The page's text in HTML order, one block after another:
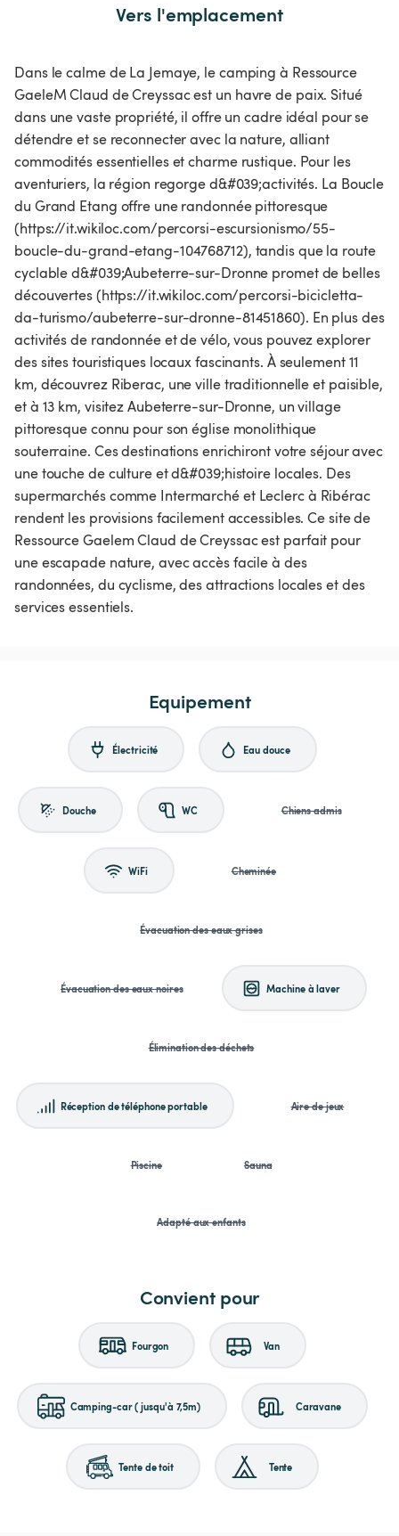
Vers l'emplacement
Dans le calme de La Jemaye, le camping à Ressource
GaeleM Claud de Creyssac est un havre de paix. Situé
dans une vaste propriété, il offre un cadre idéal pour se
détendre et se reconnecter avec la nature, alliant
commodités essentielles et charme rustique. Pour les
aventuriers, la région regorge d&#039;activités. La Boucle
du Grand Etang offre une randonnée pittoresque
(https://it.wikiloc.com/percorsi-escursionismo/55-
boucle-du-grand-etang-104768712), tandis que la route
cyclable d&#039;Aubeterre-sur-Dronne promet de belles
découvertes (https://it.wikiloc.com/percorsi-bicicletta-
da-turismo/aubeterre-sur-dronne-81451860). En plus des
activités de randonnée et de vélo, vous pouvez explorer
des sites touristiques locaux fascinants. À seulement 11
km, découvrez Riberac, une ville traditionnelle et paisible,
et à 13 km, visitez Aubeterre-sur-Dronne, un village
pittoresque connu pour son église monolithique
souterraine. Ces destinations enrichiront votre séjour avec
une touche de culture et d&#039;histoire locales​​. Des
supermarchés comme Intermarché et Leclerc à Ribérac
rendent les provisions facilement accessibles. Ce site de
Ressource Gaelem Claud de Creyssac est parfait pour
une escapade nature, avec accès facile à des
randonnées, du cyclisme, des attractions locales et des
services essentiels.
Equipement
Électricité Eau douce
Douche WC Chiens admis
WiFi Cheminée
Évacuation des eaux grises
Évacuation des eaux noires Machine à laver
Élimination des déchets
Réception de téléphone portable Aire de jeux
Piscine Sauna
Adapté aux enfants
Convient pour
Fourgon Van
Camping-car (jusqu'à 7,5m) Caravane
Tente de toit Tente